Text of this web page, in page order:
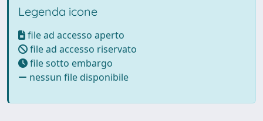
Legenda icone
file ad accesso aperto
file ad accesso riservato
file sotto embargo
nessun file disponibile